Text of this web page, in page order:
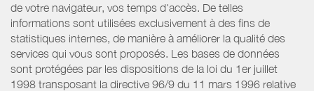
de votre navigateur, vos temps d'accès. De telles
informations sont utilisées exclusivement à des fins de
statistiques internes, de manière à améliorer la qualité des
services qui vous sont proposés. Les bases de données
sont protégées par les dispositions de la loi du 1er juillet
1998 transposant la directive 96/9 du 11 mars 1996 relative